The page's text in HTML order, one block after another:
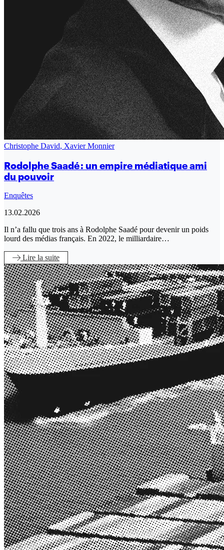
Christophe David, Xavier Monnier
Rodolphe Saadé : un empire médiatique ami
du pouvoir
Enquêtes
13.02.2026
Il n’a fallu que trois ans à Rodolphe Saadé pour devenir un poids
lourd des médias français. En 2022, le milliardaire…
Lire la suite